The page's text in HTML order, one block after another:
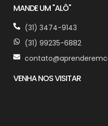
MANDE UM "ALÔ"
(31) 3474-9143
(31) 99235-6882
VENHA NOS VISITAR